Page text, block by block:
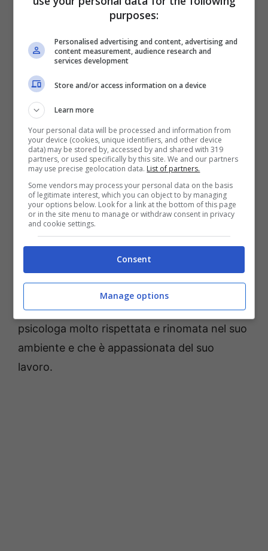
Antonella Clerici solonotizie
Antonella Clerici con
l’insaperabile sorella
Come sa bene chi segue il programma di
cucina “È sempre mezzogiorno” che ripartirà
sulla prima rete della televisione ammiraglia il
prossimo settembre, la bella Antonella Clerici
durante la trasmissione è capitato che
parlasse anche dell’affezioanbta sorella
Cristina ma nessuno dei telespettatori l’aveva
mai vista. Di lei sappiamo quindi che è una
psicologa molto rispettata e rinomata nel suo
ambiente e che è appassionata del suo
lavoro.
purposes:
Personalised advertising and content, advertising and
content measurement, audience research and
services development
Store and/or access information on a device
Learn more
Your personal data will be processed and information from
your device (cookies, unique identifiers, and other device
data) may be stored by, accessed by and shared with 319
partners, or used specifically by this site. We and our partners
may use precise geolocation data. List of partners.
Some vendors may process your personal data on the basis
of legitimate interest, which you can object to by managing
your options below. Look for a link at the bottom of this page
or in the site menu to manage or withdraw consent in privacy
and cookie settings.
Consent
Manage options